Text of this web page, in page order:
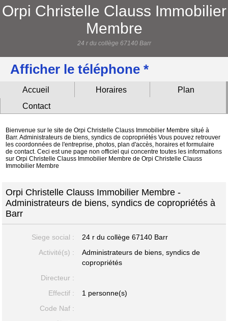
Orpi Christelle Clauss Immobilier
Membre
24 r du collège 67140 Barr
Afficher le téléphone *
Accueil Horaires
Plan
Contact
Bienvenue sur le site de Orpi Christelle Clauss Immobilier Membre situé à
Barr. Administrateurs de biens, syndics de copropriétés Vous pouvez retrouver
les coordonnées de l'entreprise, photos, plan d'accès, horaires et formulaire
de contact. Ceci est une page non officiel qui concentre toutes les informations
sur Orpi Christelle Clauss Immobilier Membre de Orpi Christelle Clauss
Immobilier Membre
Orpi Christelle Clauss Immobilier Membre -
Administrateurs de biens, syndics de copropriétés à
Barr
Siege social : 24 r du collège67140 Barr
Activité(s) :
Administrateurs de biens, syndics de
copropriétés
Directeur :
Effectif :
1 personne(s)
Code Naf :